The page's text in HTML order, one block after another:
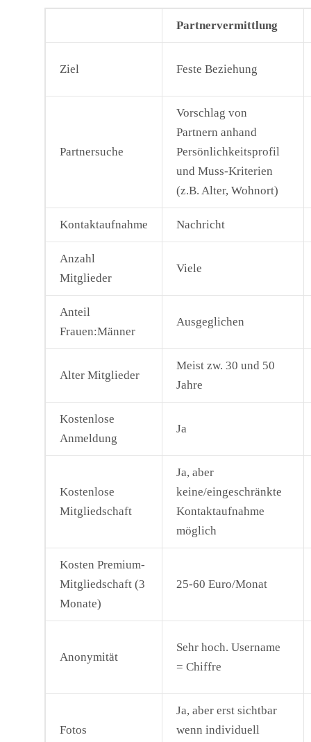
Partnervermittlung
Ziel Feste Beziehung
Partnersuche
Vorschlag von
Partnern anhand
Persönlichkeitsprofil
und Muss-Kriterien
(z.B. Alter, Wohnort)
Kontaktaufnahme Nachricht
Anzahl
Mitglieder
Viele
Anteil
Frauen:Männer
Ausgeglichen
Alter Mitglieder
Meist zw. 30 und 50
Jahre
Kostenlose
Anmeldung
Ja
Kostenlose
Mitgliedschaft
Ja, aber
keine/eingeschränkte
Kontaktaufnahme
möglich
Kosten Premium-
Mitgliedschaft (3
Monate)
25-60 Euro/Monat
Anonymität
Sehr hoch. Username
= Chiffre
Fotos
Ja, aber erst sichtbar
wenn individuell